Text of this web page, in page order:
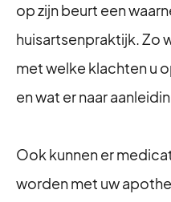
op zijn beurt een
huisartsenpraktijk. Zo
met welke klachten u
en wat er naar
Ook kunnen er
worden met uw